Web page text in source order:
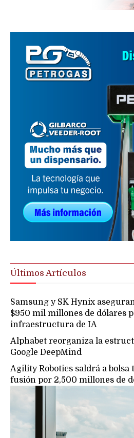
Últimos Artículos
Samsung y SK Hynix
$950 mil millones de dólares
infraestructura de IA
Alphabet reorganiza la
Google DeepMind
Agility Robotics saldrá a bolsa
fusión por 2,500 millones de